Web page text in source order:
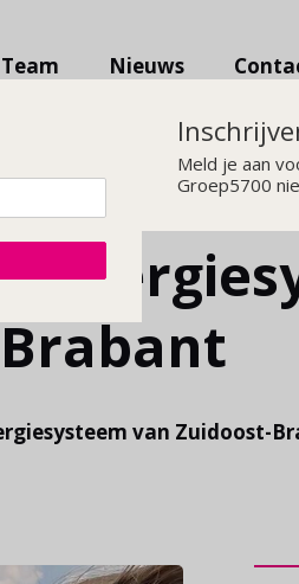
Team Nieuws
van Zuidoost-
Meld je aan
Groep5700